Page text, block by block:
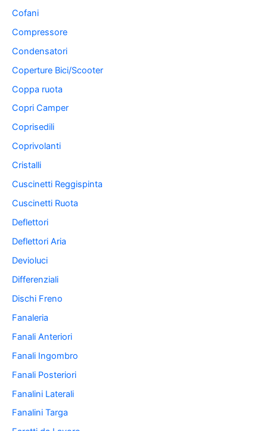
Cofani
Compressore
Condensatori
Coperture Bici/Scooter
Coppa ruota
Copri Camper
Coprisedili
Coprivolanti
Cristalli
Cuscinetti Reggispinta
Cuscinetti Ruota
Deflettori
Deflettori Aria
Devioluci
Differenziali
Dischi Freno
Fanaleria
Fanali Anteriori
Fanali Ingombro
Fanali Posteriori
Fanalini Laterali
Fanalini Targa